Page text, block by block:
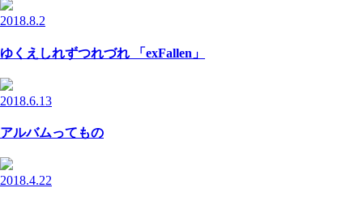
2018.8.2
ゆくえしれずつれづれ 「exFallen」
2018.6.13
アルバムってもの
2018.4.22